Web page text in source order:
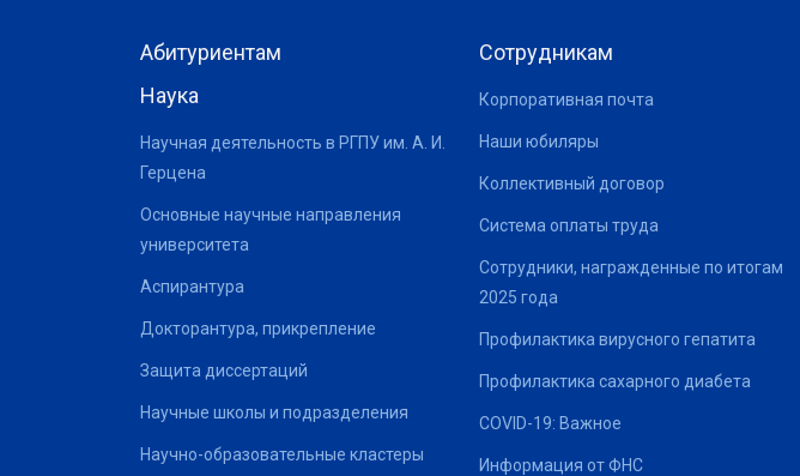
Абитуриентам
Наука
Научная деятельность в РГПУ им. А. И.
Герцена
Основные научные направления
университета
Аспирантура
Докторантура, прикрепление
Защита диссертаций
Научные школы и подразделения
Научно-образовательные кластеры
Сотрудникам
Корпоративная почта
Наши юбиляры
Коллективный договор
Система оплаты труда
Сотрудники, награжденные по итогам
2025 года
Профилактика вирусного гепатита
Профилактика сахарного диабета
COVID-19: Важное
Информация от ФНС